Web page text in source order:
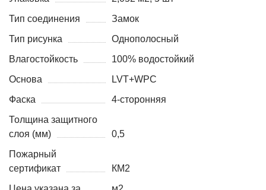
Тип соединения
Замок
Тип рисунка
Однополосный
Влагостойкость
100% водостойкий
Основа
LVT+WPC
Фаска
4-сторонняя
Толщина защитного
слоя (мм)
0,5
Пожарный
сертификат
КМ2